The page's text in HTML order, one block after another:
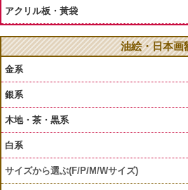
アクリル板・黃袋
油絵・日本画
金系
銀系
木地・茶・黒系
白系
サイズから選ぶ(F/P/M/Wサイズ)